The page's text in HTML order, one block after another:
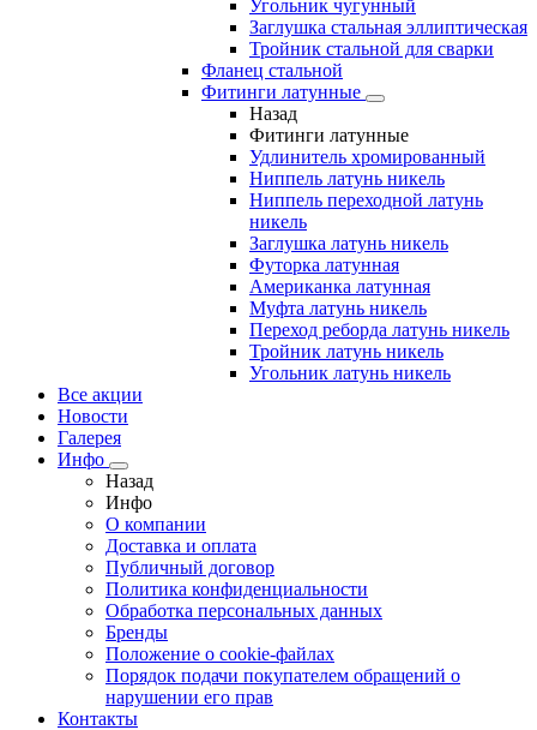
Угольник чугунный
Заглушка стальная эллиптическая
Тройник стальной для сварки
Фланец стальной
Фитинги латунные
Назад
Фитинги латунные
Удлинитель хромированный
Ниппель латунь никель
Ниппель переходной латунь
никель
Заглушка латунь никель
Футорка латунная
Американка латунная
Муфта латунь никель
Переход реборда латунь никель
Тройник латунь никель
Угольник латунь никель
Все акции
Новости
Галерея
Инфо
Назад
Инфо
О компании
Доставка и оплата
Публичный договор
Политика конфиденциальности
Обработка персональных данных
Бренды
Положение о cookie-файлах
Порядок подачи покупателем обращений о
нарушении его прав
Контакты